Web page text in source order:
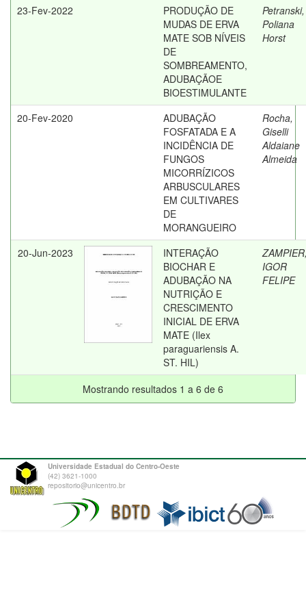
23-Fev-2022
PRODUÇÃO DE
MUDAS DE ERVA
MATE SOB NÍVEIS
DE
SOMBREAMENTO,
ADUBAÇÃOE
BIOESTIMULANTE
Petranski,
Poliana
Horst
20-Fev-2020
ADUBAÇÃO
FOSFATADA E A
INCIDÊNCIA DE
FUNGOS
MICORRÍZICOS
ARBUSCULARES
EM CULTIVARES
DE
MORANGUEIRO
Rocha,
Giselli
Aldaiane
Almeida
20-Jun-2023
INTERAÇÃO
BIOCHAR E
ADUBAÇÃO NA
NUTRIÇÃO E
CRESCIMENTO
INICIAL DE ERVA
MATE (Ilex
paraguariensis A.
ST. HIL)
IGOR
FELIPE
Mostrando resultados 1 a 6 de 6
Universidade Estadual do Centro-Oeste
(42) 3621-1000
repositorio@unicentro.br